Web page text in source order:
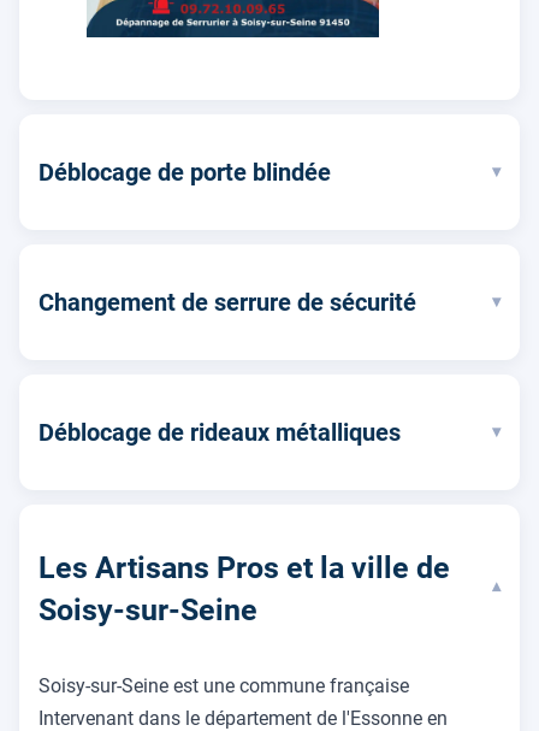
Déblocage de porte blindée ▾
Changement de serrure de sécurité ▾
Déblocage de rideaux métalliques ▾
Les Artisans Pros et la ville de
Soisy-sur-Seine
▾
Soisy-sur-Seine est une commune française
Intervenant dans le département de l'Essonne en